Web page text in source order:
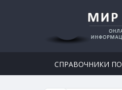
СПРАВОЧНИКИ